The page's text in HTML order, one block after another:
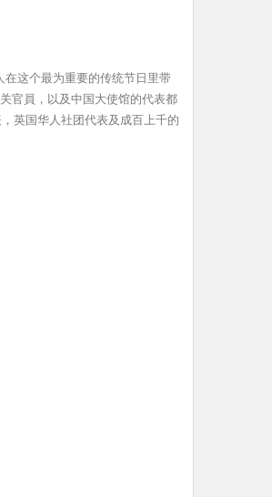
这个最为重要的传统节日里带
官員，以及中国大使馆的代表都
英国华人社团代表及成百上千的